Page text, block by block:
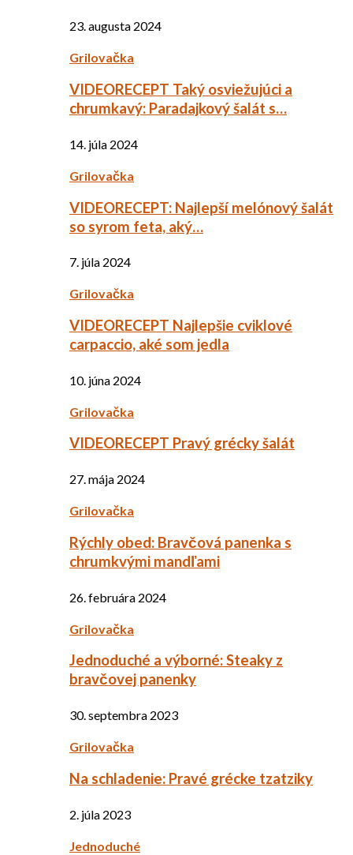
23. augusta 2024
Grilovačka
VIDEORECEPT Taký osviežujúci a
chrumkavý: Paradajkový šalát s…
14. júla 2024
Grilovačka
VIDEORECEPT: Najlepší melónový šalát
so syrom feta, aký…
7. júla 2024
Grilovačka
VIDEORECEPT Najlepšie cviklové
carpaccio, aké som jedla
10. júna 2024
Grilovačka
VIDEORECEPT Pravý grécky šalát
27. mája 2024
Grilovačka
Rýchly obed: Bravčová panenka s
chrumkvými mandľami
26. februára 2024
Grilovačka
Jednoduché a výborné: Steaky z
bravčovej panenky
30. septembra 2023
Grilovačka
Na schladenie: Pravé grécke tzatziky
2. júla 2023
Jednoduché